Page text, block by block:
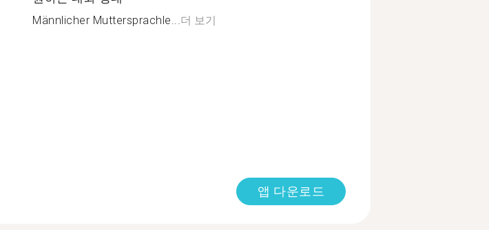
Männlicher Muttersprachle...더 보기
앱 다운로드